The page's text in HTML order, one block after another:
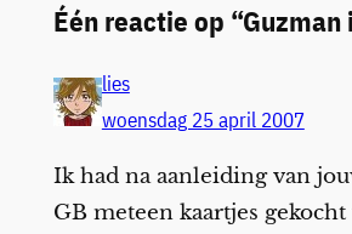
Één reactie op “Guzman
lies
woensdag 25 april 2007
Ik had na aanleiding van
GB meteen kaartjes